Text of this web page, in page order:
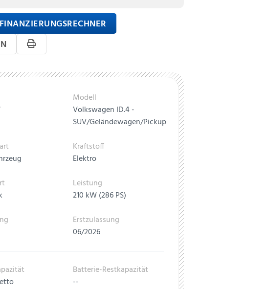
Modell
Volkswagen ID.4 -
SUV/Geländewagen/Pickup
Kraftstoff
Elektro
Leistung
210 kW (286 PS)
Erstzulassung
06/2026
Batterie-Restkapazität
--